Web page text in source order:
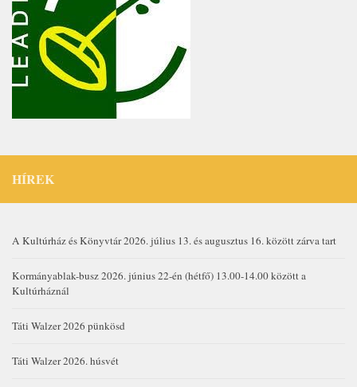
HÍREK
A Kultúrház és Könyvtár 2026. július 13. és augusztus 16. között zárva tart
Kormányablak-busz 2026. június 22-én (hétfő) 13.00-14.00 között a
Kultúrháznál
Táti Walzer 2026 pünkösd
Táti Walzer 2026. húsvét